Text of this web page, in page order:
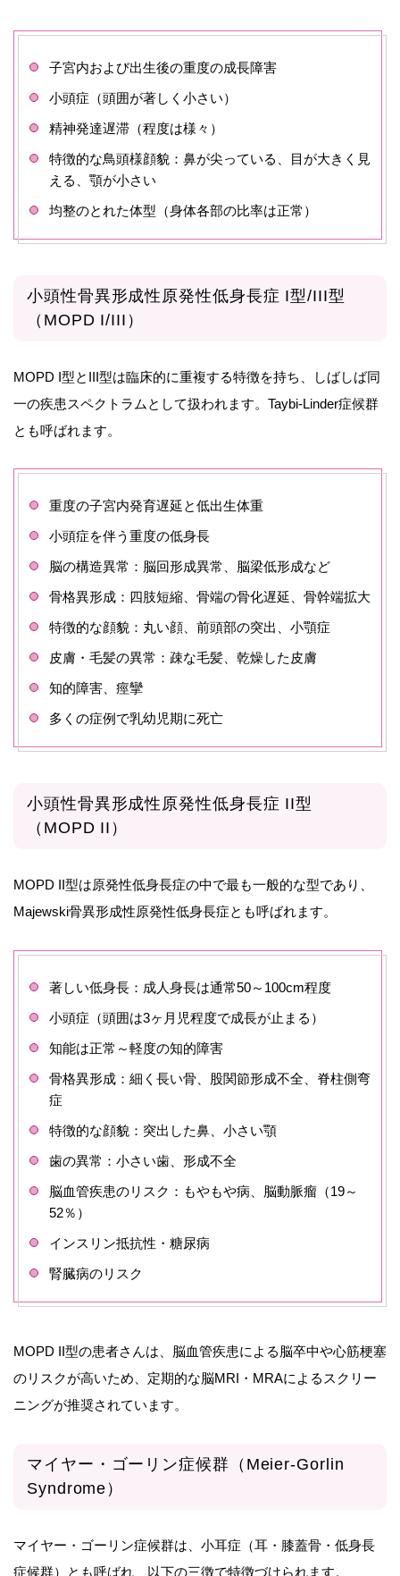
子宮内および出生後の重度の成長障害
小頭症（頭囲が著しく小さい）
精神発達遅滞（程度は様々）
特徴的な鳥頭様顔貌：鼻が尖っている、目が大きく見
える、顎が小さい
均整のとれた体型（身体各部の比率は正常）
小頭性骨異形成性原発性低身長症 I型/III型
（MOPD I/III）
MOPD I型とIII型は臨床的に重複する特徴を持ち、しばしば同
一の疾患スペクトラムとして扱われます。Taybi-Linder症候群
とも呼ばれます。
重度の子宮内発育遅延と低出生体重
小頭症を伴う重度の低身長
脳の構造異常：脳回形成異常、脳梁低形成など
骨格異形成：四肢短縮、骨端の骨化遅延、骨幹端拡大
特徴的な顔貌：丸い顔、前頭部の突出、小顎症
皮膚・毛髪の異常：疎な毛髪、乾燥した皮膚
知的障害、痙攣
多くの症例で乳幼児期に死亡
小頭性骨異形成性原発性低身長症 II型
（MOPD II）
MOPD II型は原発性低身長症の中で最も一般的な型であり、
Majewski骨異形成性原発性低身長症とも呼ばれます。
著しい低身長：成人身長は通常50～100cm程度
小頭症（頭囲は3ヶ月児程度で成長が止まる）
知能は正常～軽度の知的障害
骨格異形成：細く長い骨、股関節形成不全、脊柱側弯
症
特徴的な顔貌：突出した鼻、小さい顎
歯の異常：小さい歯、形成不全
脳血管疾患のリスク：もやもや病、脳動脈瘤（19～
52％）
インスリン抵抗性・糖尿病
腎臓病のリスク
MOPD II型の患者さんは、脳血管疾患による脳卒中や心筋梗塞
のリスクが高いため、定期的な脳MRI・MRAによるスクリー
ニングが推奨されています。
マイヤー・ゴーリン症候群（Meier-Gorlin
Syndrome）
マイヤー・ゴーリン症候群は、小耳症（耳・膝蓋骨・低身長
症候群）とも呼ばれ、以下の三徴で特徴づけられます。